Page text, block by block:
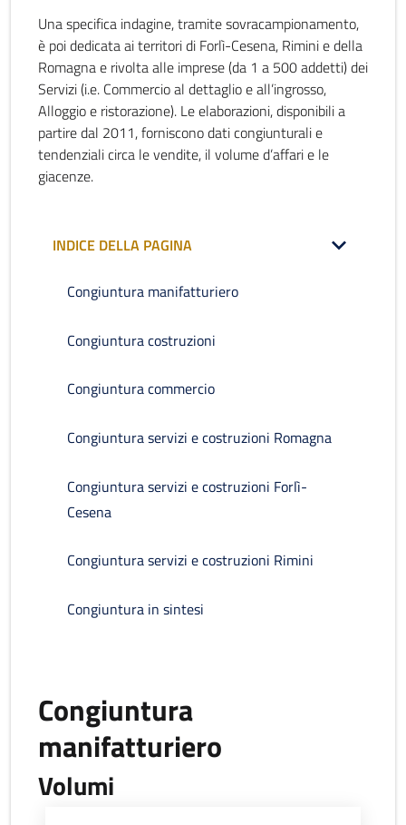
Una specifica indagine, tramite sovracampionamento,
è poi dedicata ai territori di Forlì-Cesena, Rimini e della
Romagna e rivolta alle imprese (da 1 a 500 addetti) dei
Servizi (i.e. Commercio al dettaglio e all’ingrosso,
Alloggio e ristorazione). Le elaborazioni, disponibili a
partire dal 2011, forniscono dati congiunturali e
tendenziali circa le vendite, il volume d’affari e le
giacenze.
INDICE DELLA PAGINA
Congiuntura manifatturiero
Congiuntura costruzioni
Congiuntura commercio
Congiuntura servizi e costruzioni Romagna
Congiuntura servizi e costruzioni Forlì-
Cesena
Congiuntura servizi e costruzioni Rimini
Congiuntura in sintesi
Congiuntura
manifatturiero
Volumi